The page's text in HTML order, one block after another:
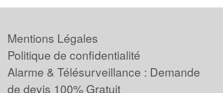
Mentions Légales
Politique de confidentialité
Alarme & Télésurveillance : Demande
de devis 100% Gratuit